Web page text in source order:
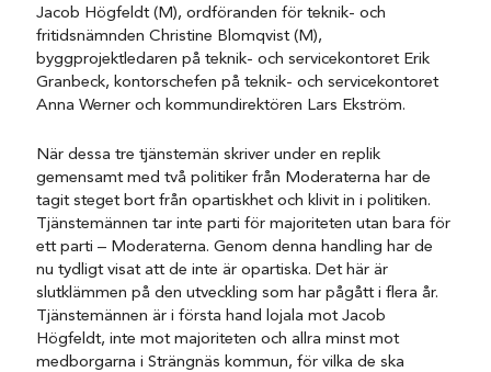
Jacob Högfeldt (M), ordföranden för teknik- och
fritidsnämnden Christine Blomqvist (M),
byggprojektledaren på teknik- och servicekontoret Erik
Granbeck, kontorschefen på teknik- och servicekontoret
Anna Werner och kommundirektören Lars Ekström.
När dessa tre tjänstemän skriver under en replik
gemensamt med två politiker från Moderaterna har de
tagit steget bort från opartiskhet och klivit in i politiken.
Tjänstemännen tar inte parti för majoriteten utan bara för
ett parti – Moderaterna. Genom denna handling har de
nu tydligt visat att de inte är opartiska. Det här är
slutklämmen på den utveckling som har pågått i flera år.
Tjänstemännen är i första hand lojala mot Jacob
Högfeldt, inte mot majoriteten och allra minst mot
medborgarna i Strängnäs kommun, för vilka de ska